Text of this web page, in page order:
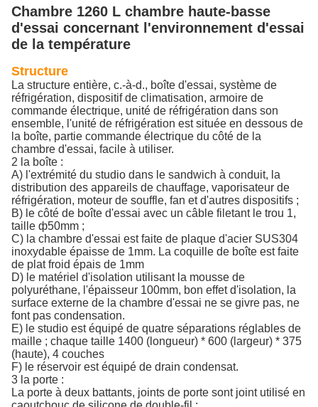
Chambre 1260 L chambre haute-basse
d'essai concernant l'environnement d'essai
de la température
Structure
La structure entière, c.-à-d., boîte d'essai, système de
réfrigération, dispositif de climatisation, armoire de
commande électrique, unité de réfrigération dans son
ensemble, l'unité de réfrigération est située en dessous de
la boîte, partie commande électrique du côté de la
chambre d'essai, facile à utiliser.
2 la boîte :
A) l'extrémité du studio dans le sandwich à conduit, la
distribution des appareils de chauffage, vaporisateur de
réfrigération, moteur de souffle, fan et d'autres dispositifs ;
B) le côté de boîte d'essai avec un câble filetant le trou 1,
taille ф50mm ;
C) la chambre d'essai est faite de plaque d'acier SUS304
inoxydable épaisse de 1mm. La coquille de boîte est faite
de plat froid épais de 1mm
D) le matériel d'isolation utilisant la mousse de
polyuréthane, l'épaisseur 100mm, bon effet d'isolation, la
surface externe de la chambre d'essai ne se givre pas, ne
font pas condensation.
E) le studio est équipé de quatre séparations réglables de
maille ; chaque taille 1400 (longueur) * 600 (largeur) * 375
(haute), 4 couches
F) le réservoir est équipé de drain condensat.
3 la porte :
La porte à deux battants, joints de porte sont joint utilisé en